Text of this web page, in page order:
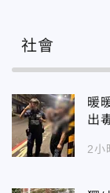
社會
暖
出
2小